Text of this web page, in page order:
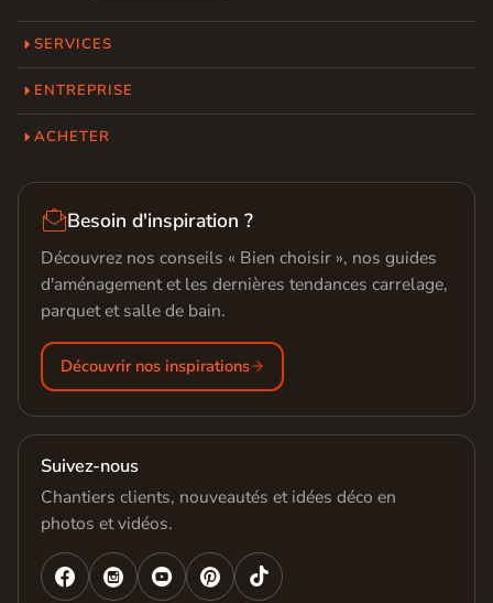
SERVICES
ENTREPRISE
ACHETER
Besoin d'inspiration ?
Découvrez nos conseils « Bien choisir », nos guides
d'aménagement et les dernières tendances carrelage,
parquet et salle de bain.
Découvrir nos inspirations
Suivez-nous
Chantiers clients, nouveautés et idées déco en
photos et vidéos.
   